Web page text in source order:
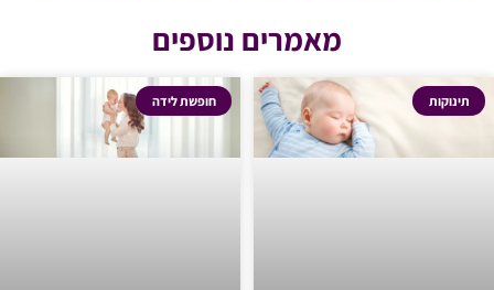
מאמרים נוספים
תינוקות חופשת לידה